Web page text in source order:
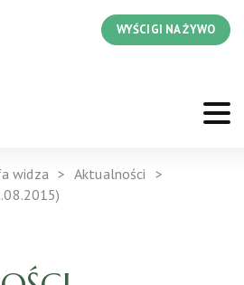
WYŚCIGI NA ŻYWO
widza
Aktualności